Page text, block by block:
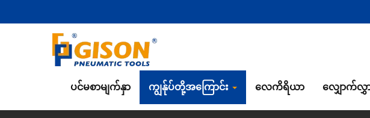
ပင်မစာမျက်နှာ ကျွန်ုပ်တို့အကြောင်း လေကိရိယာ လျှောက်လွှာ